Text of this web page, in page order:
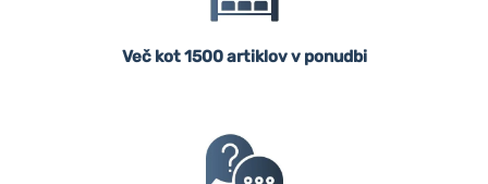
Več kot 1500 artiklov v ponudbi